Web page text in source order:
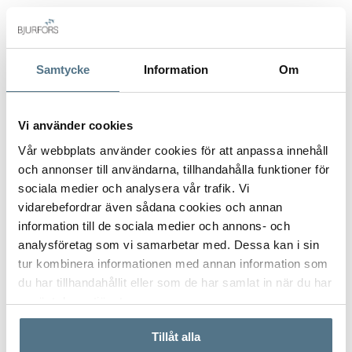
Samtycke Information Om
Vi använder cookies
Vår webbplats använder cookies för att anpassa innehåll
och annonser till användarna, tillhandahålla funktioner för
sociala medier och analysera vår trafik. Vi
vidarebefordrar även sådana cookies och annan
information till de sociala medier och annons- och
analysföretag som vi samarbetar med. Dessa kan i sin
tur kombinera informationen med annan information som
du har tillhandahållit eller som de har samlat in när du har
använt deras tjänster.
Tillåt alla
Film